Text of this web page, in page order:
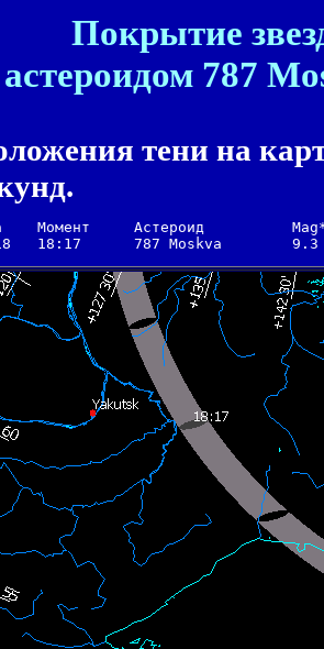
Покрытие
астероидом 787
тени на
Момент     Астероид